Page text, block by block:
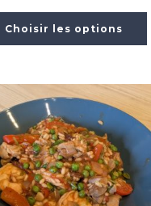
Choisir les options